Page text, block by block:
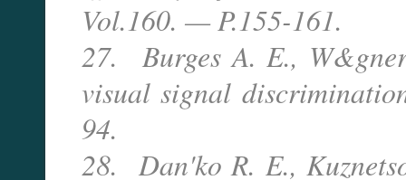
Vol.160. — P.155-161.
27. Burges A. E.,
visual signal
94.
28. Dan'ko R. E.,